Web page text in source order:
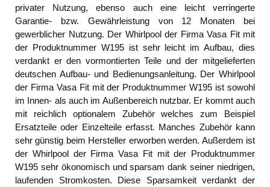
privater Nutzung, ebenso auch eine leicht verringerte
Garantie- bzw. Gewährleistung von 12 Monaten bei
gewerblicher Nutzung. Der Whirlpool der Firma Vasa Fit mit
der Produktnummer W195 ist sehr leicht im Aufbau, dies
verdankt er den vormontierten Teile und der mitgelieferten
deutschen Aufbau- und Bedienungsanleitung. Der Whirlpool
der Firma Vasa Fit mit der Produktnummer W195 ist sowohl
im Innen- als auch im Außenbereich nutzbar. Er kommt auch
mit reichlich optionalem Zubehör welches zum Beispiel
Ersatzteile oder Einzelteile erfasst. Manches Zubehör kann
sehr günstig beim Hersteller erworben werden. Außerdem ist
der Whirlpool der Firma Vasa Fit mit der Produktnummer
W195 sehr ökonomisch und sparsam dank seiner niedrigen,
laufenden Stromkosten. Diese Sparsamkeit verdankt der